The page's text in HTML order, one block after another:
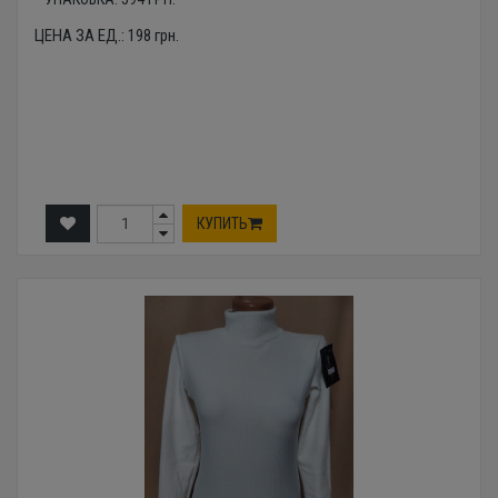
ЦЕНА ЗА ЕД.: 198 грн.
КУПИТЬ